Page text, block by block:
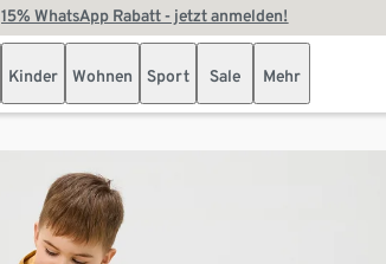
15% WhatsApp Rabatt - jetzt anmelden!
Kinder Wohnen Sport Sale Mehr